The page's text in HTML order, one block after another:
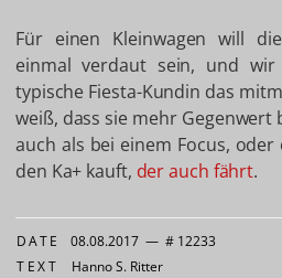
Für einen Kleinwagen will
einmal verdaut sein, und
typische Fiesta-Kundin das
weiß, dass sie mehr
auch als bei einem Focus,
den Ka+ kauft, der auch fährt.
DATE 08.08.2017 — # 12233
TEXT Hanno S. Ritter